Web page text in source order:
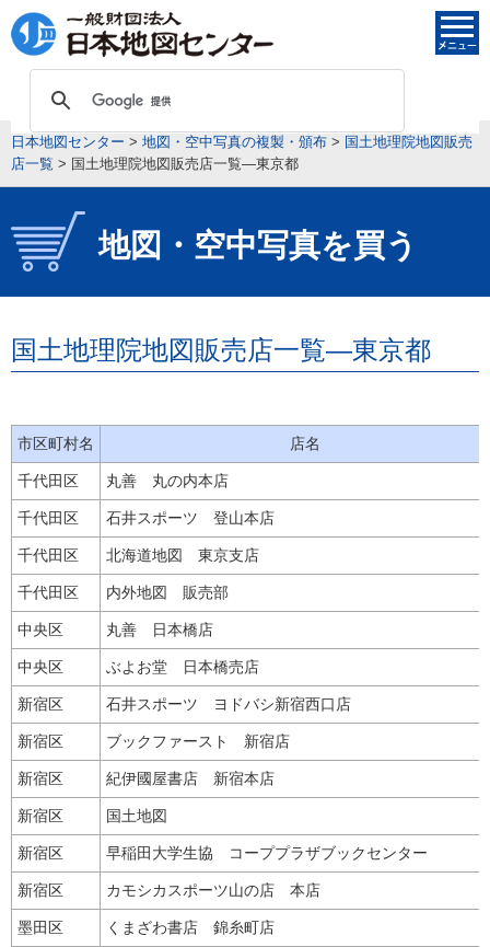
日本地図センター > 地図・空中写真の複製・頒布 > 国土地理院地図販売
店一覧 > 国土地理院地図販売店一覧―東京都
地図・空中写真を買う
国土地理院地図販売店一覧―東京都
市区町村名 店名
千代田区 丸善 丸の内本店
千代田区 石井スポーツ 登山本店
千代田区 北海道地図 東京支店
千代田区 内外地図 販売部
中央区 丸善 日本橋店
中央区 ぶよお堂 日本橋売店
新宿区 石井スポーツ ヨドバシ新宿西口店
新宿区 ブックファースト 新宿店
新宿区 紀伊國屋書店 新宿本店
新宿区 国土地図
新宿区 早稲田大学生協 コーププラザブックセンター
新宿区 カモシカスポーツ山の店 本店
墨田区 くまざわ書店 錦糸町店